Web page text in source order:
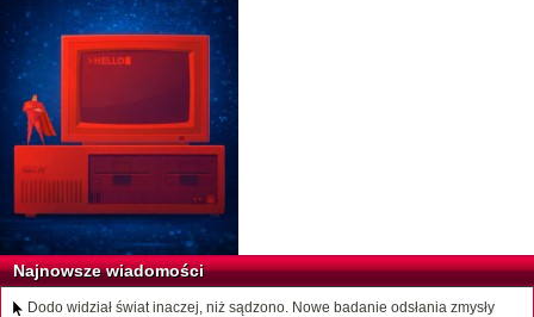
Najnowsze wiadomości
Dodo widział świat inaczej, niż sądzono. Nowe badanie odsłania zmysły